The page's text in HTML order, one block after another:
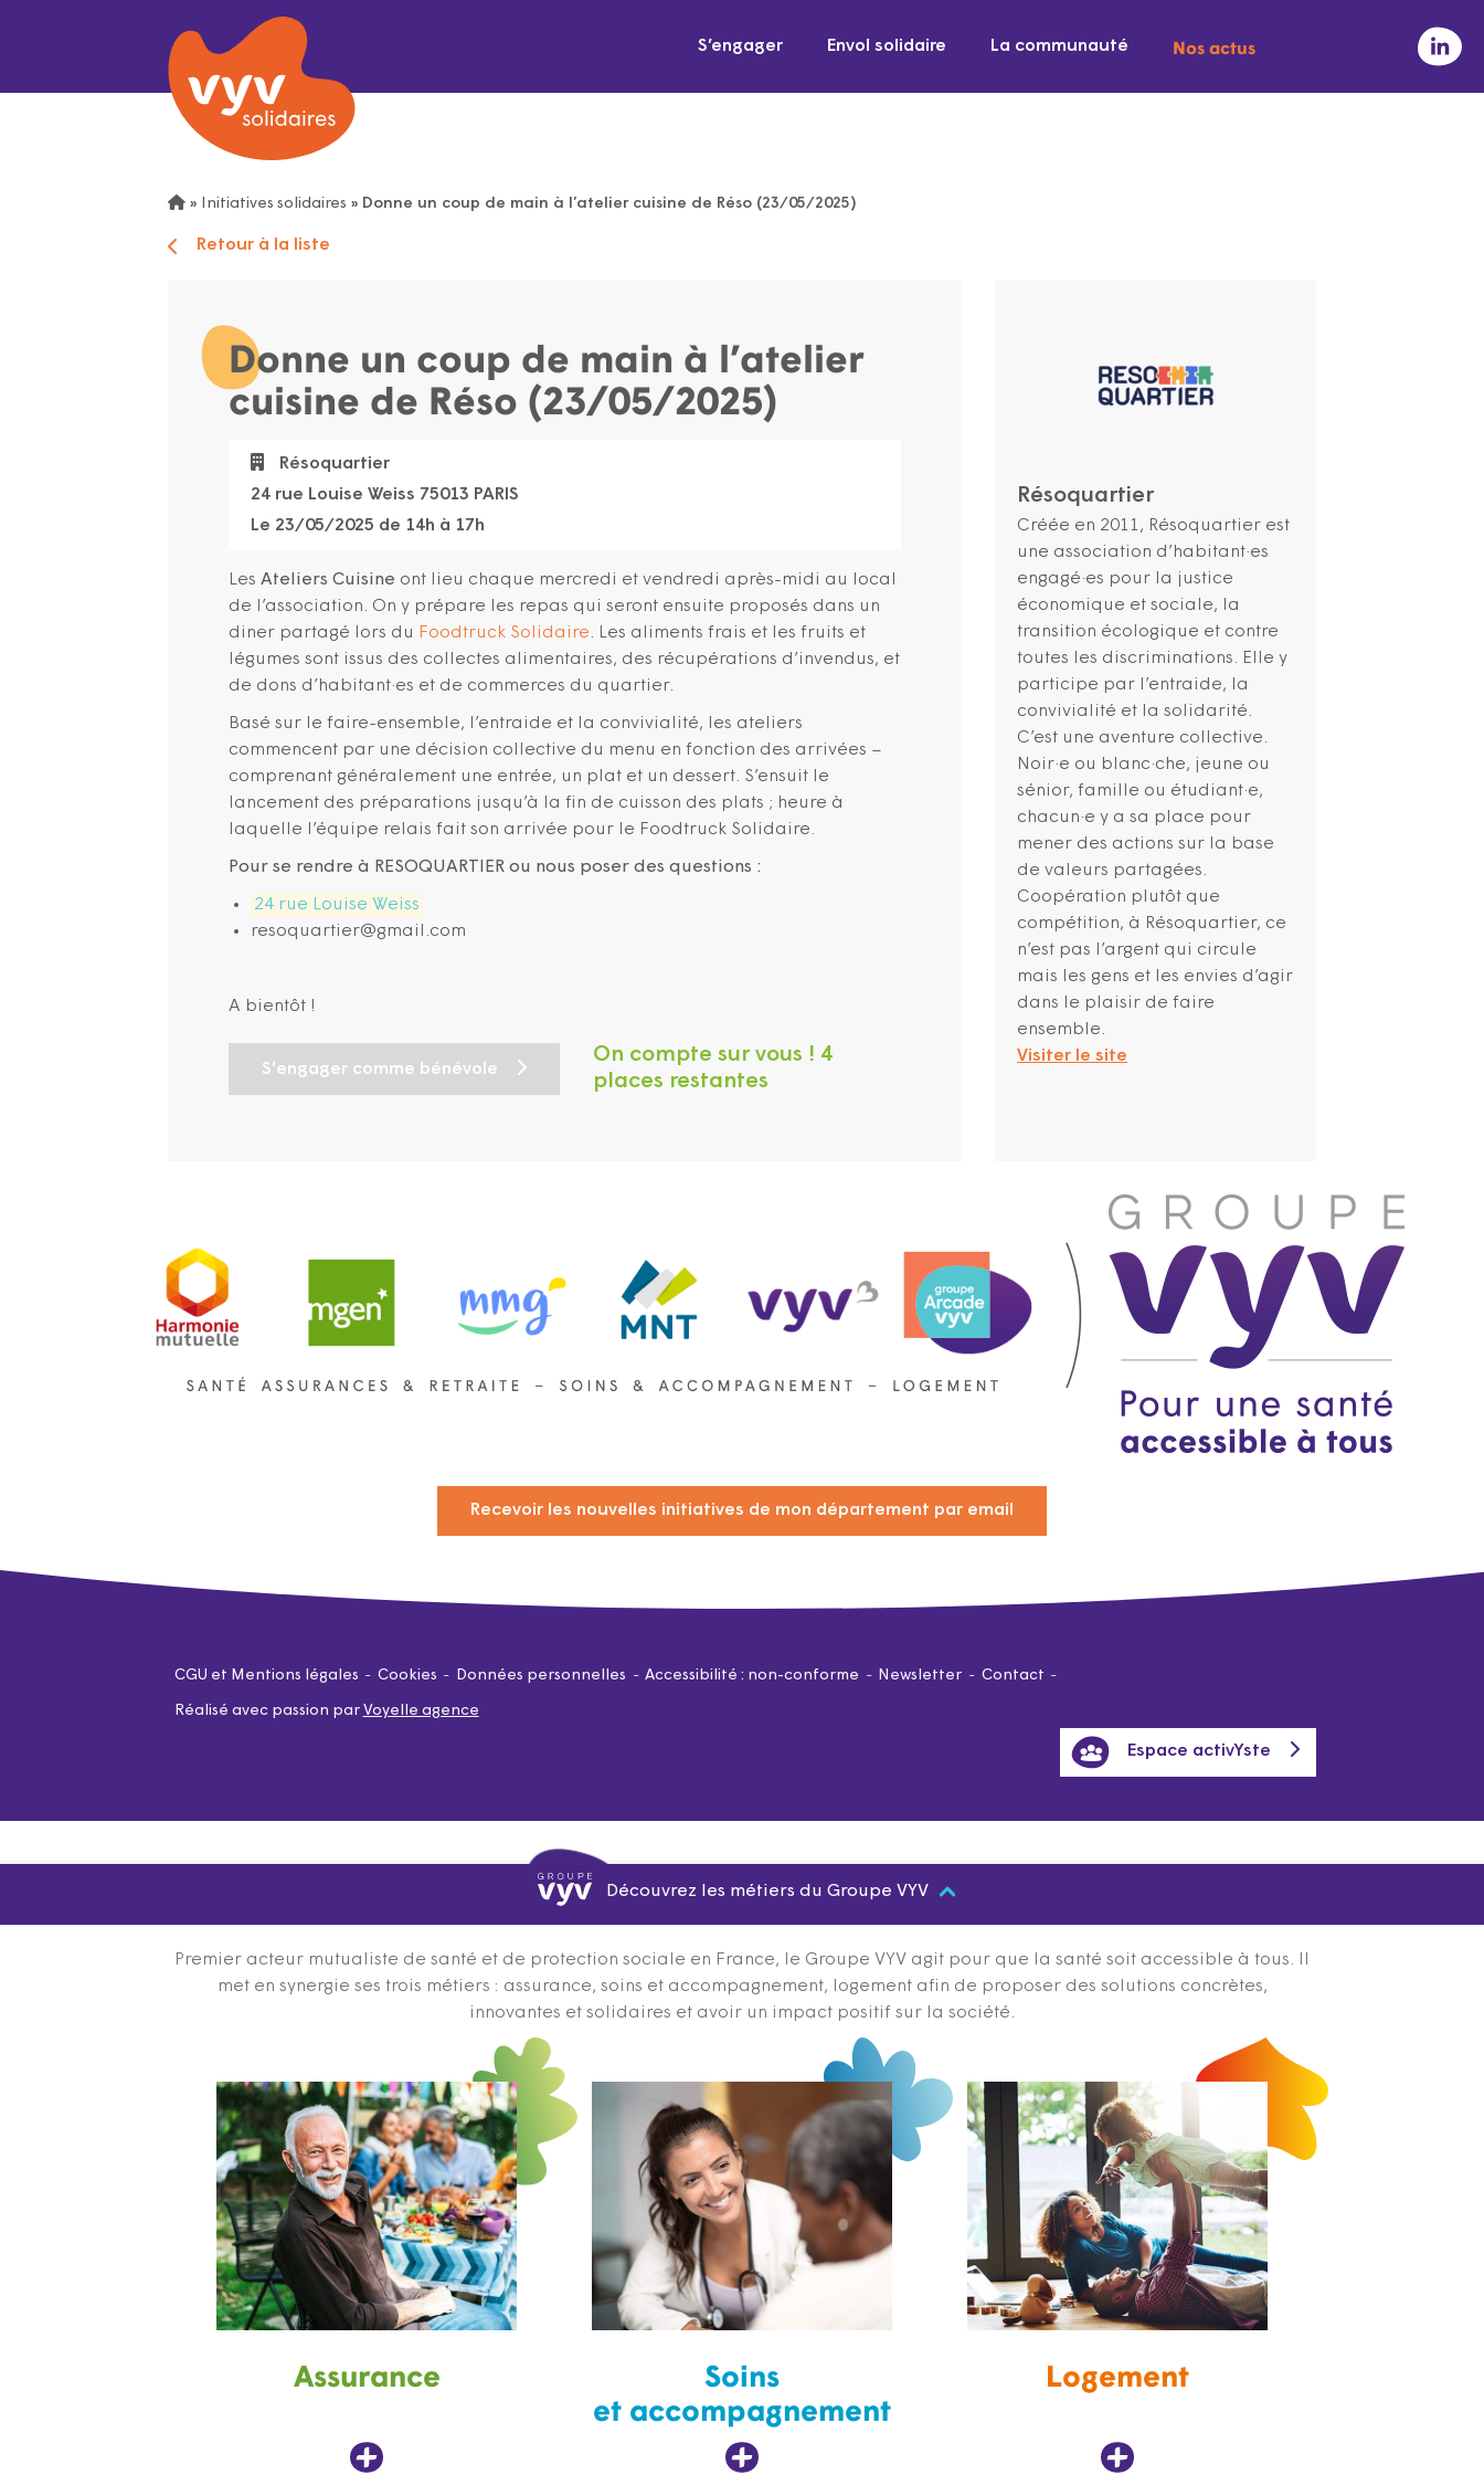
S’engager Envol solidaire La communauté Nos actus
» Initiatives solidaires » Donne un coup de main à l’atelier cuisine de Réso (23/05/2025)
Retour à la liste
Donne un coup de main à l’atelier
cuisine de Réso (23/05/2025)
Résoquartier
24 rue Louise Weiss 75013 PARIS
Le 23/05/2025 de 14h à 17h
Les Ateliers Cuisine ont lieu chaque mercredi et vendredi après-midi au local
de l’association. On y prépare les repas qui seront ensuite proposés dans un
diner partagé lors du Foodtruck Solidaire. Les aliments frais et les fruits et
légumes sont issus des collectes alimentaires, des récupérations d’invendus, et
de dons d’habitant·es et de commerces du quartier.
Basé sur le faire-ensemble, l’entraide et la convivialité, les ateliers
commencent par une décision collective du menu en fonction des arrivées –
comprenant généralement une entrée, un plat et un dessert. S’ensuit le
lancement des préparations jusqu’à la fin de cuisson des plats ; heure à
laquelle l’équipe relais fait son arrivée pour le Foodtruck Solidaire.
Pour se rendre à RESOQUARTIER ou nous poser des questions :
24 rue Louise Weiss
resoquartier@gmail.com
A bientôt !
S'engager comme bénévole
On compte sur vous ! 4
places restantes
Résoquartier
Créée en 2011, Résoquartier est
une association d’habitant·es
engagé·es pour la justice
économique et sociale, la
transition écologique et contre
toutes les discriminations. Elle y
participe par l’entraide, la
convivialité et la solidarité.
C’est une aventure collective.
Noir·e ou blanc·che, jeune ou
sénior, famille ou étudiant·e,
chacun·e y a sa place pour
mener des actions sur la base
de valeurs partagées.
Coopération plutôt que
compétition, à Résoquartier, ce
n’est pas l’argent qui circule
mais les gens et les envies d’agir
dans le plaisir de faire
ensemble.
Visiter le site
Recevoir les nouvelles initiatives de mon département par email
CGU et Mentions légales Cookies Données personnelles Accessibilité : non-conforme Newsletter Contact
Réalisé avec passion par Voyelle agence
Espace activYste
Découvrez les métiers du Groupe VYV
Premier acteur mutualiste de santé et de protection sociale en France, le Groupe VYV agit pour que la santé soit accessible à tous. Il
met en synergie ses trois métiers : assurance, soins et accompagnement, logement afin de proposer des solutions concrètes,
innovantes et solidaires et avoir un impact positif sur la société.
Assurance
Soins
et accompagnement
Logement